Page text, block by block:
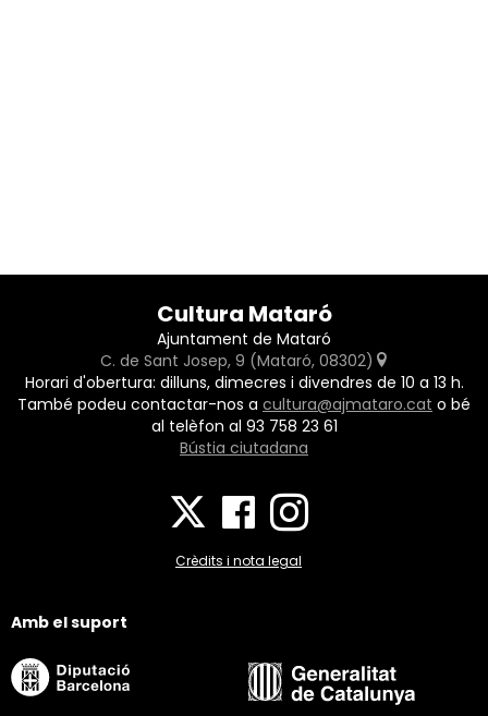
Cultura Mataró
Ajuntament de Mataró
C. de Sant Josep, 9 (Mataró, 08302)
Horari d'obertura: dilluns, dimecres i divendres de 10 a 13 h.
També podeu contactar-nos a cultura@ajmataro.cat o bé
al telèfon al 93 758 23 61
Bústia ciutadana
Crèdits i nota legal
Amb el suport